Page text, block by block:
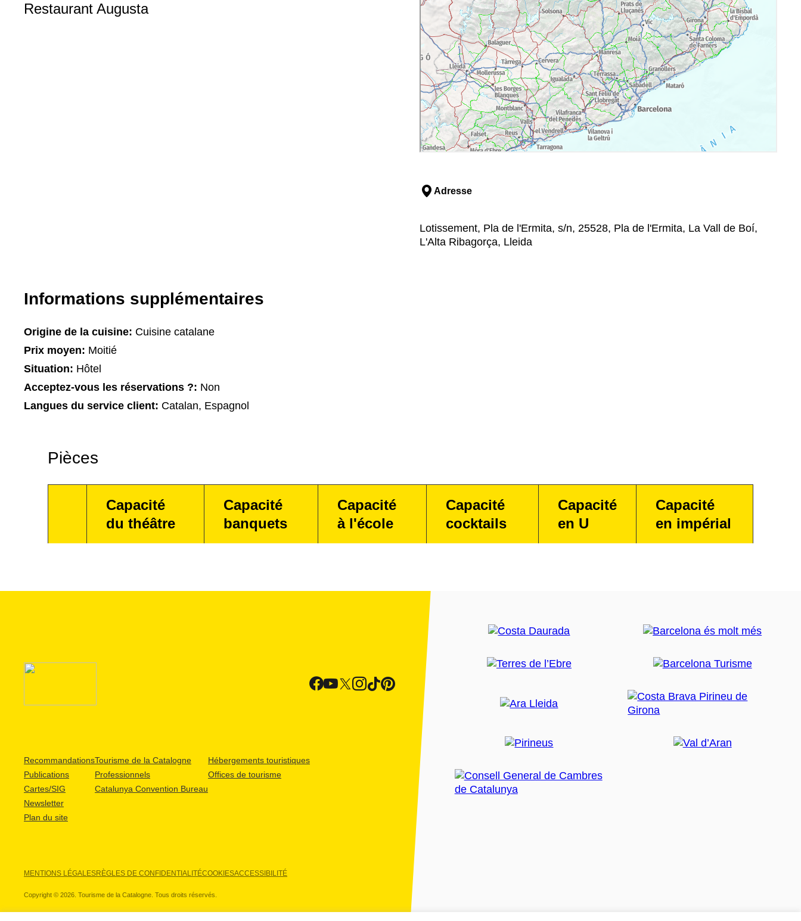
Restaurant Augusta
Adresse
Lotissement, Pla de l'Ermita, s/n, 25528, Pla de l'Ermita, La Vall de Boí,
L'Alta Ribagorça, Lleida
Informations supplémentaires
Origine de la cuisine: Cuisine catalane
Prix moyen: Moitié
Situation: Hôtel
Acceptez-vous les réservations ?: Non
Langues du service client: Catalan, Espagnol
Pièces
Capacité
du théâtre
Capacité
banquets
Capacité
à l'école
Capacité
cocktails
Capacité
en U
Capacité
en impérial
Recommandations
Publications
Cartes/SIG
Newsletter
Plan du site
Tourisme de la Catalogne
Professionnels
Catalunya Convention Bureau
Hébergements touristiques
Offices de tourisme
MENTIONS LÉGALESRÈGLES DE CONFIDENTIALITÉCOOKIESACCESSIBILITÉ
Copyright © 2026. Tourisme de la Catalogne. Tous droits réservés.